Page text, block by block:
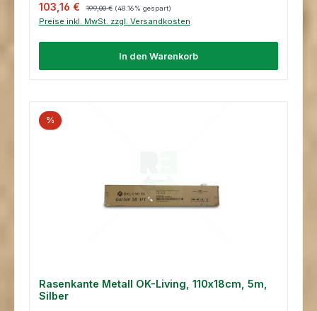
Verkaufspreis:
103,16 € Regulärer Preis:
199,00 € (48.16% gespart)
Preise inkl. MwSt. zzgl. Versandkosten
In den Warenkorb
%
Rasenkante Metall OK-Living, 110x18cm, 5m,
Silber